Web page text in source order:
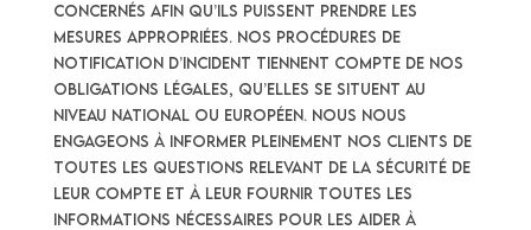
concernés afin qu’ils puissent prendre les
mesures appropriées. Nos procédures de
notification d’incident tiennent compte de nos
obligations légales, qu’elles se situent au
niveau national ou européen. Nous nous
engageons à informer pleinement nos clients de
toutes les questions relevant de la sécurité de
leur compte et à leur fournir toutes les
informations nécessaires pour les aider à